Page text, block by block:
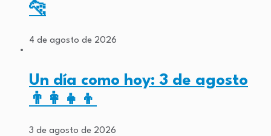
🐆
4 de agosto de 2026
Un día como hoy: 3 de agosto
👨‍👩‍👧‍👦
3 de agosto de 2026